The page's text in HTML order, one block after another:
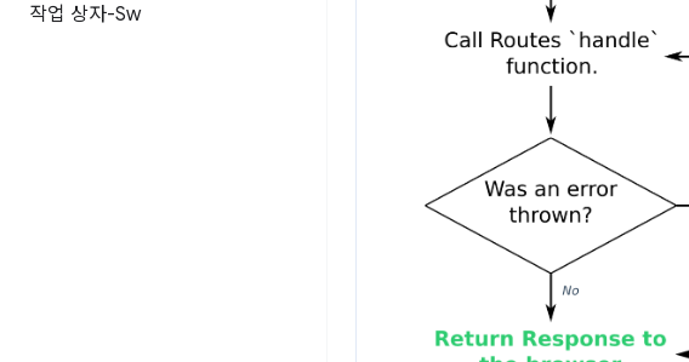
작업 상자-Sw